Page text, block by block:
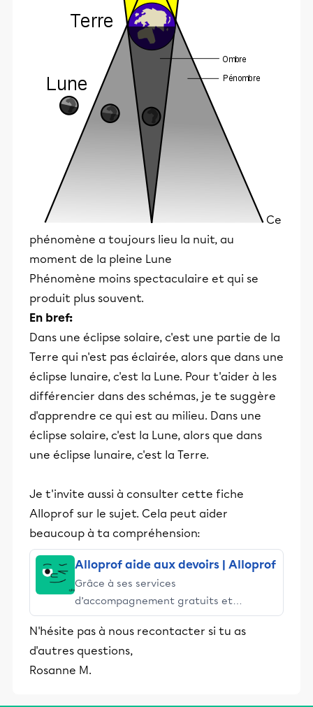
Ce
phénomène a toujours lieu la nuit, au
moment de la pleine Lune
Phénomène moins spectaculaire et qui se
produit plus souvent.
En bref:
Dans une éclipse solaire, c'est une partie de la
Terre qui n'est pas éclairée, alors que dans une
éclipse lunaire, c'est la Lune. Pour t'aider à les
différencier dans des schémas, je te suggère
d'apprendre ce qui est au milieu. Dans une
éclipse solaire, c'est la Lune, alors que dans
une éclipse lunaire, c'est la Terre.
Je t'invite aussi à consulter cette fiche
Alloprof sur le sujet. Cela peut aider
beaucoup à ta compréhension:
Alloprof aide aux devoirs | Alloprof
Grâce à ses services
d’accompagnement gratuits et
stimulants, Alloprof engage les élèves
et leurs parents dans la réussite
éducative.
N'hésite pas à nous recontacter si tu as
d'autres questions,
Rosanne M.